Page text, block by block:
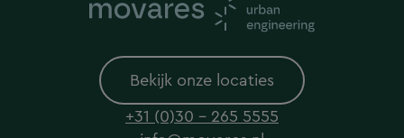
Bekijk onze locaties
+31 (0)30 - 265 5555